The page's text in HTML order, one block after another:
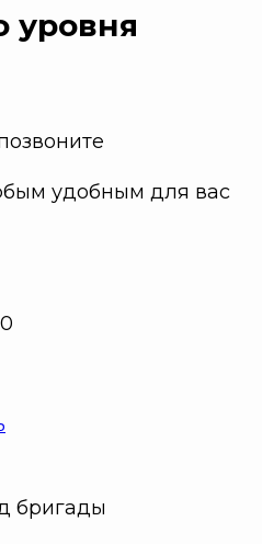
уровня
удобным для вас
бригады